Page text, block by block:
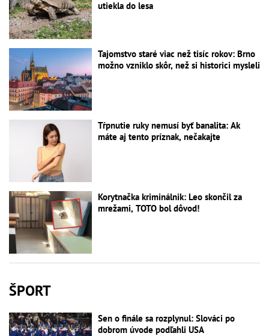
utiekla do lesa
Tajomstvo staré viac než tisíc rokov: Brno
možno vzniklo skôr, než si historici mysleli
Tŕpnutie ruky nemusí byť banalita: Ak
máte aj tento príznak, nečakajte
Korytnačka kriminálnik: Leo skončil za
mrežami, TOTO bol dôvod!
ŠPORT
Sen o finále sa rozplynul: Slováci po
dobrom úvode podľahli USA